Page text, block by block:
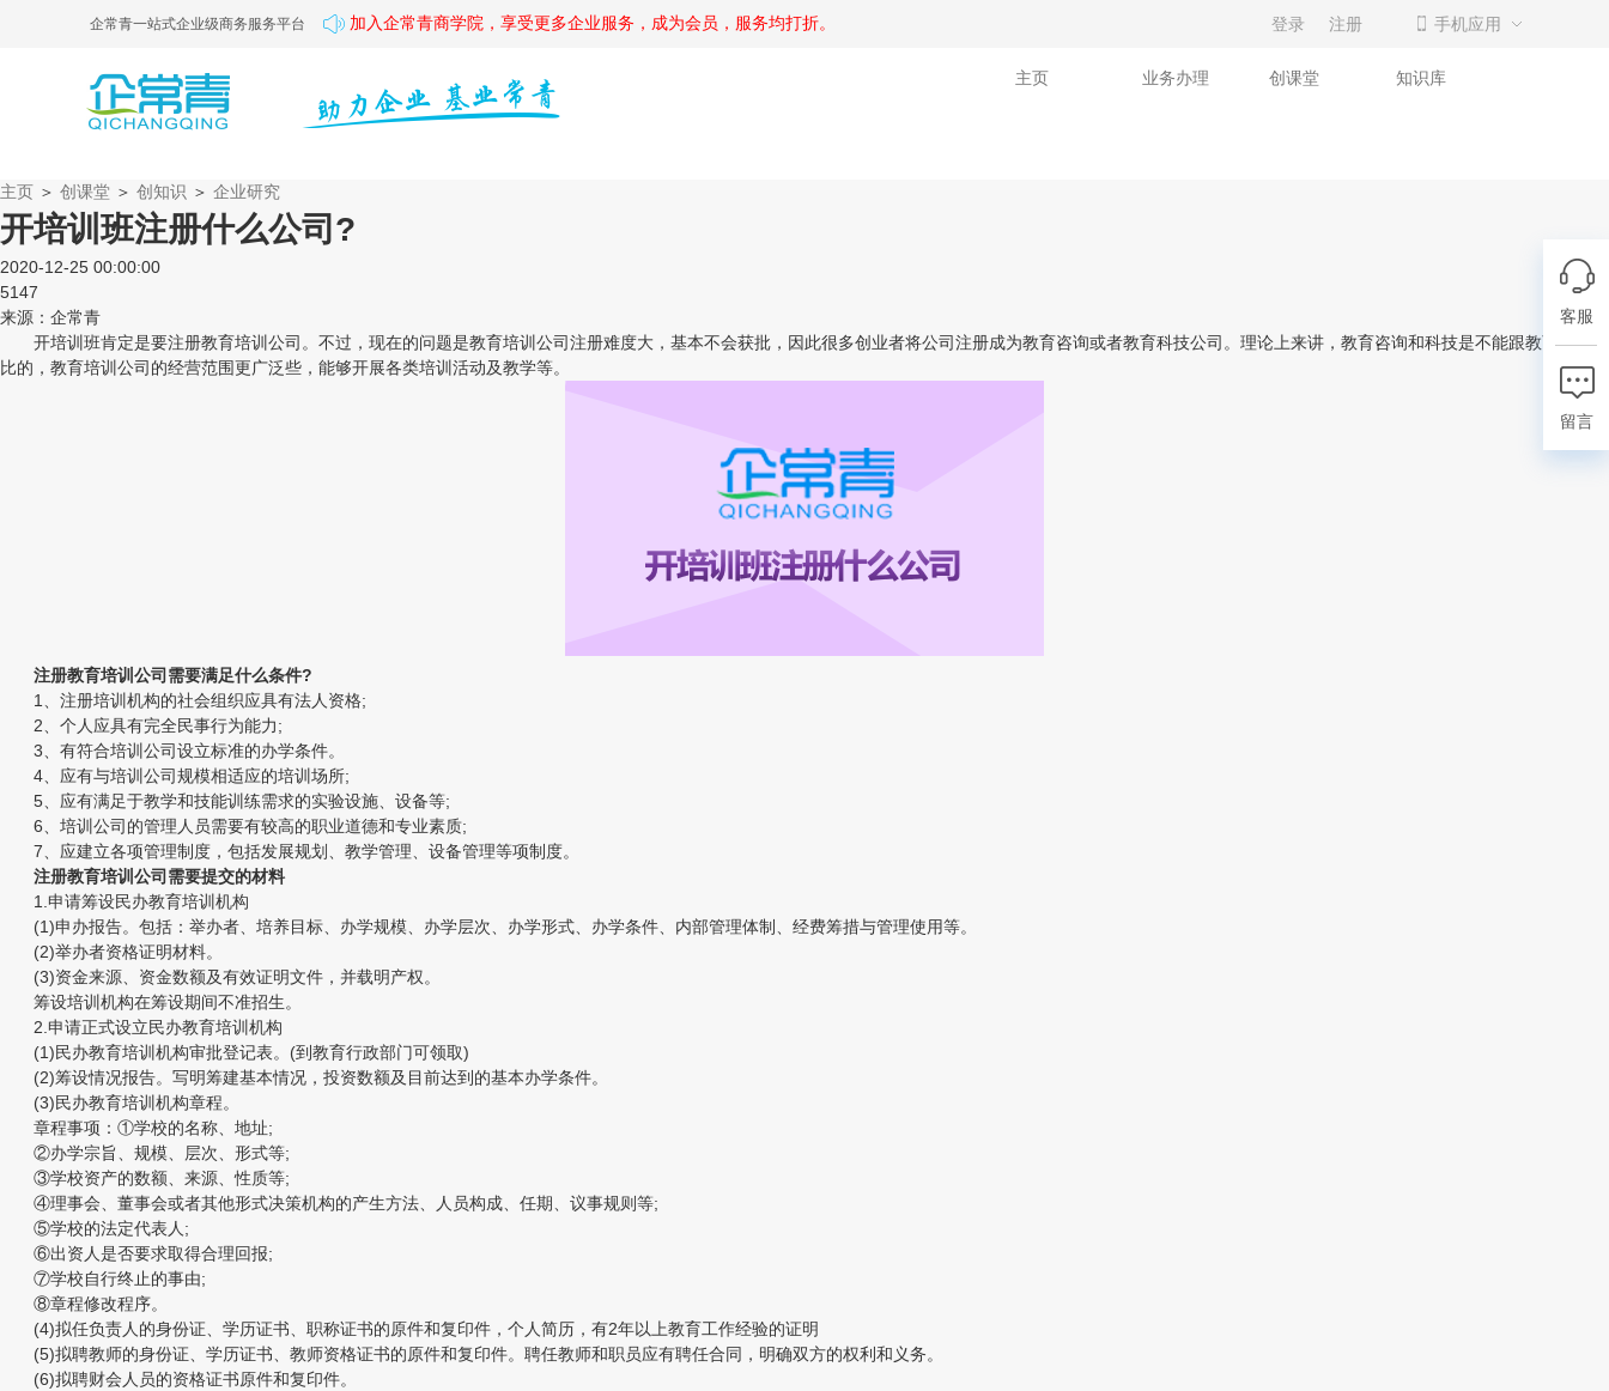
登录 注册 手机应用
企常青一站式企业级商务服务平台 加入企常青商学院，享受更多企业服务，成为会员，服务均打折。
主页 业务办理 创课堂 知识库
主页 ＞ 创课堂 ＞ 创知识 ＞ 企业研究
开培训班注册什么公司?
2020-12-25 00:00:00
5147
来源：企常青
开培训班肯定是要注册教育培训公司。不过，现在的问题是教育培训公司注册难度大，基本不会获批，因此很多创业者将公司注册成为教育咨询或者教育科技公司。理论上来讲，教育咨询和科技是不能跟教育培训相
比的，教育培训公司的经营范围更广泛些，能够开展各类培训活动及教学等。
注册教育培训公司需要满足什么条件?
1、注册培训机构的社会组织应具有法人资格;
2、个人应具有完全民事行为能力;
3、有符合培训公司设立标准的办学条件。
4、应有与培训公司规模相适应的培训场所;
5、应有满足于教学和技能训练需求的实验设施、设备等;
6、培训公司的管理人员需要有较高的职业道德和专业素质;
7、应建立各项管理制度，包括发展规划、教学管理、设备管理等项制度。
注册教育培训公司需要提交的材料
1.申请筹设民办教育培训机构
(1)申办报告。包括：举办者、培养目标、办学规模、办学层次、办学形式、办学条件、内部管理体制、经费筹措与管理使用等。
(2)举办者资格证明材料。
(3)资金来源、资金数额及有效证明文件，并载明产权。
筹设培训机构在筹设期间不准招生。
2.申请正式设立民办教育培训机构
(1)民办教育培训机构审批登记表。(到教育行政部门可领取)
(2)筹设情况报告。写明筹建基本情况，投资数额及目前达到的基本办学条件。
(3)民办教育培训机构章程。
章程事项：①学校的名称、地址;
②办学宗旨、规模、层次、形式等;
③学校资产的数额、来源、性质等;
④理事会、董事会或者其他形式决策机构的产生方法、人员构成、任期、议事规则等;
⑤学校的法定代表人;
⑥出资人是否要求取得合理回报;
⑦学校自行终止的事由;
⑧章程修改程序。
(4)拟任负责人的身份证、学历证书、职称证书的原件和复印件，个人简历，有2年以上教育工作经验的证明
(5)拟聘教师的身份证、学历证书、教师资格证书的原件和复印件。聘任教师和职员应有聘任合同，明确双方的权利和义务。
(6)拟聘财会人员的资格证书原件和复印件。
客服
留言